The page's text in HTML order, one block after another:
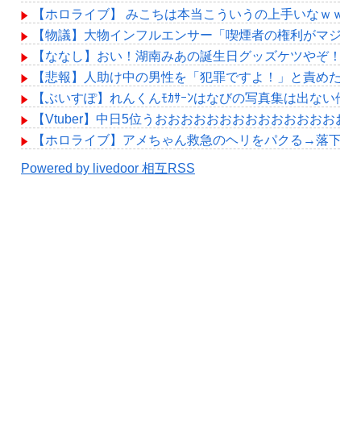
【ホロライブ】 みこちは本当こういうの上手いなｗｗｗ
【物議】大物インフルエンサー「喫煙者の権利がマジ
【ななし】おい！湖南みあの誕生日グッズケツやぞ！
【悲報】人助け中の男性を「犯罪ですよ！」と責めた
【ぶいすぽ】れんくんﾓｶｻｰﾝはなびの写真集は出ない他
【Vtuber】中日5位うおおおおおおおおおおおおおおお
【ホロライブ】アメちゃん救急のヘリをパクる→落下【
Powered by livedoor 相互RSS